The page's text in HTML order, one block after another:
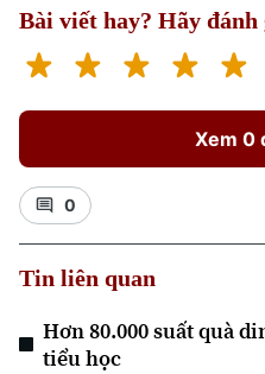
Bài viết hay? Hãy
Xem 0
0
Tin liên quan
Hơn 80.000 suất quà
tiểu học